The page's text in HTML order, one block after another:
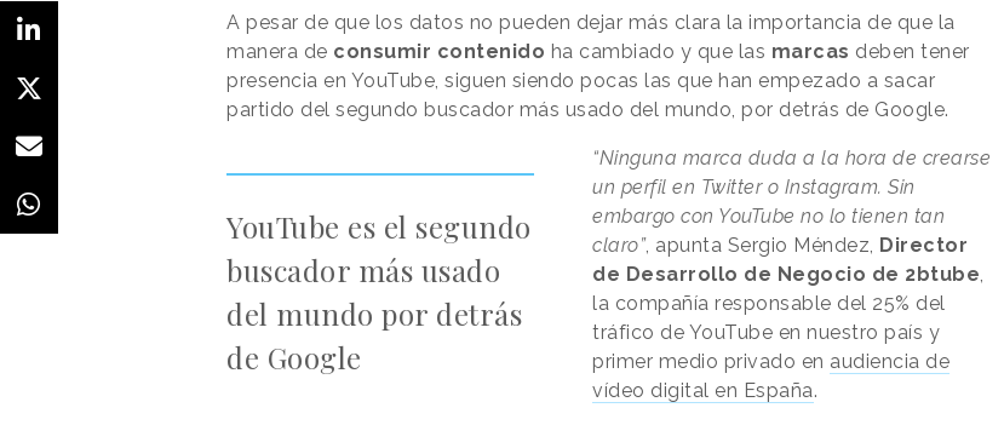
A pesar de que los datos no pueden dejar más clara la importancia de que la
manera de consumir contenido ha cambiado y que las marcas deben tener
presencia en YouTube, siguen siendo pocas las que han empezado a sacar
partido del segundo buscador más usado del mundo, por detrás de Google.
YouTube es el segundo
buscador más usado
del mundo por detrás
de Google
“Ninguna marca duda a la hora de crearse
un perfil en Twitter o Instagram. Sin
embargo con YouTube no lo tienen tan
claro”, apunta Sergio Méndez, Director
de Desarrollo de Negocio de 2btube
la compañía responsable del 25% del
tráfico de YouTube en nuestro país y
primer medio privado en audiencia de
vídeo digital en España.